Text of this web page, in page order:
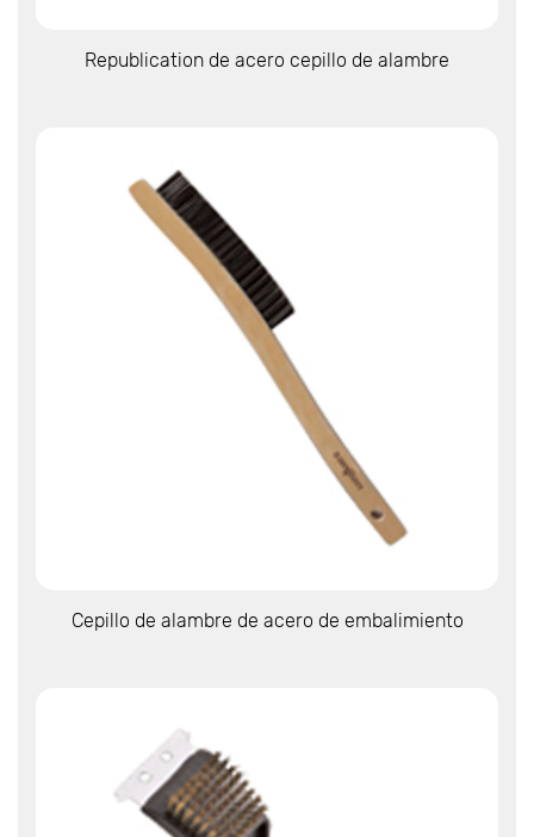
Ver más
Republication de acero cepillo de alambre
Ver más
Cepillo de alambre de acero de embalimiento